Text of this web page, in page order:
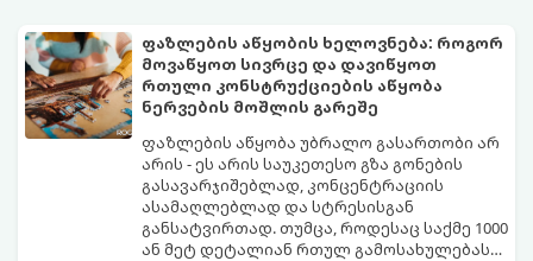
ფაზლების აწყობის ხელოვნება: როგორ
მოვაწყოთ სივრცე და დავიწყოთ
რთული კონსტრუქციების აწყობა
ნერვების მოშლის გარეშე
ფაზლების აწყობა უბრალო გასართობი არ
არის - ეს არის საუკეთესო გზა გონების
გასავარჯიშებლად, კონცენტრაციის
ასამაღლებლად და სტრესისგან
განსატვირთად. თუმცა, როდესაც საქმე 1000
ან მეტ დეტალიან რთულ გამოსახულებას